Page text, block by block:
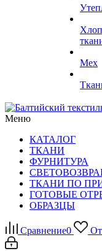
Мех
Меню
КАТАЛОГ
ТКАНИ
ФУРНИТУРА
ТКАНИ ПО
ГОТОВЫЕ
ОБРАЗЦЫ
Сравнение0